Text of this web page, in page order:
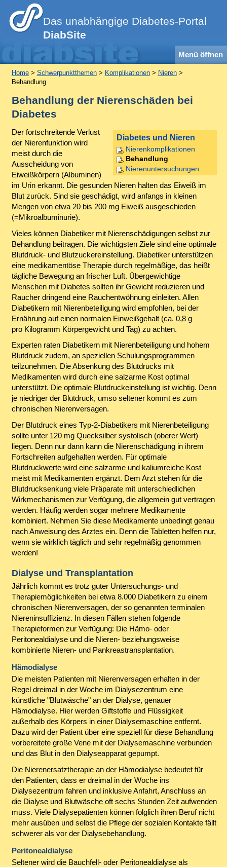
Das unabhängige Diabetes-Portal
DiabSite
Menü öffnen
Home> Schwerpunktthemen> Komplikationen> Nieren>
Behandlung
Behandlung der Nierenschäden bei
Diabetes
Diabetes und Nieren
Nierenkomplikationen
Behandlung
Nierenuntersuchungen
Der fortschreitende Verlust
der Nierenfunktion wird
meist durch die
Ausscheidung von
Eiweißkörpern (Albuminen)
im Urin erkannt. Die gesunden Nieren halten das Eiweiß im
Blut zurück. Sind sie geschädigt, wird anfangs in kleinen
Mengen von etwa 20 bis 200 mg Eiweiß ausgeschieden
(=Mikroalbuminurie).
Vieles können Diabetiker mit Nierenschädigungen selbst zur
Behandlung beitragen. Die wichtigsten Ziele sind eine optimale
Blutdruck- und Blutzuckereinstellung. Diabetiker unterstützen
eine medikamentöse Therapie durch regelmäßige, das heißt
tägliche Bewegung an frischer Luft. Übergewichtige
Menschen mit Diabetes sollten ihr Gewicht reduzieren und
Raucher dringend eine Rauchentwöhnung einleiten. Allen
Diabetikern mit Nierenbeteiligung wird empfohlen, bei der
Ernährung auf einen normalen Einweißgehalt (ca. 0,8 g
pro Kilogramm Körpergewicht und Tag) zu achten.
Experten raten Diabetikern mit Nierenbeteiligung und hohem
Blutdruck zudem, an speziellen Schulungsprogrammen
teilzunehmen. Die Absenkung des Blutdrucks mit
Medikamenten wird durch eine salzarme Kost optimal
unterstützt. Die optimale Blutdruckeinstellung ist wichtig. Denn
je niedriger der Blutdruck, umso seltener kommt es zum
chronischen Nierenversagen.
Der Blutdruck eines Typ-2-Diabetikers mit Nierenbeteiligung
sollte unter 120 mg Quecksilber systolisch (oberer Wert)
liegen. Denn nur dann kann die Nierenschädigung in ihrem
Fortschreiten aufgehalten werden. Für optimale
Blutdruckwerte wird eine salzarme und kaliumreiche Kost
meist mit Medikamenten ergänzt. Dem Arzt stehen für die
Blutdrucksenkung viele Präparate mit unterschiedlichen
Wirkmechanismen zur Verfügung, die allgemein gut vertragen
werden. Häufig werden sogar mehrere Medikamente
kombiniert. Nehmen Sie diese Medikamente unbedingt genau
nach Anweisung des Arztes ein. Denn die Tabletten helfen nur,
wenn sie wirklich täglich und sehr regelmäßig genommen
werden!
Dialyse und Transplantation
Jährlich kommt es trotz guter Untersuchungs- und
Therapiemöglichkeiten bei etwa 8.000 Diabetikern zu einem
chronischen Nierenversagen, der so genannten terminalen
Niereninsuffizienz. In diesen Fällen stehen folgende
Therapieformen zur Verfügung: Die Hämo- oder
Peritonealdialyse und die Nieren- beziehungsweise
kombinierte Nieren- und Pankreastransplantation.
Hämodialyse
Die meisten Patienten mit Nierenversagen erhalten in der
Regel dreimal in der Woche im Dialysezentrum eine
künstliche "Blutwäsche" an der Dialyse, genauer
Hämodialyse. Hier werden Giftstoffe und Flüssigkeit
außerhalb des Körpers in einer Dialysemaschine entfernt.
Dazu wird der Patient über eine speziell für diese Behandlung
vorbereitete große Vene mit der Dialysemaschine verbunden
und das Blut in den Dialyseapparat gepumpt.
Die Nierenersatztherapie an der Hämodialyse bedeutet für
den Patienten, dass er dreimal in der Woche ins
Dialysezentrum fahren und inklusive Anfahrt, Anschluss an
die Dialyse und Blutwäsche oft sechs Stunden Zeit aufwenden
muss. Viele Dialysepatienten können folglich ihren Beruf nicht
mehr ausüben und selbst die Pflege der sozialen Kontakte fällt
schwerer als vor der Dialysebehandlung.
Peritonealdialyse
Seltener wird die Bauchfell- oder Peritonealdialyse als